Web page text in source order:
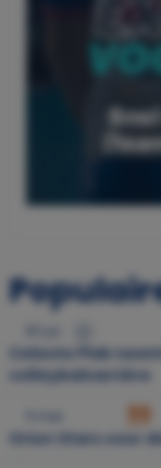
Celeste Plak
volleybalcarrière
Orion Stars voor